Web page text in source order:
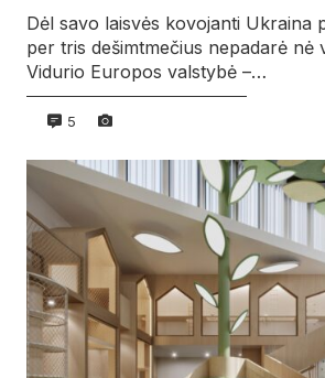
Dėl savo laisvės kovojanti Ukraina
per tris dešimtmečius nepadarė nė
Vidurio Europos valstybė –…
5